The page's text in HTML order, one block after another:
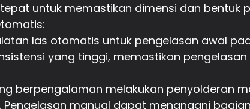
untuk memastikan dimensi dan bentuk
las otomatis untuk pengelasan awal
yang tinggi, memastikan
berpengalaman melakukan penyolderan
Pengelasan manual dapat menangani